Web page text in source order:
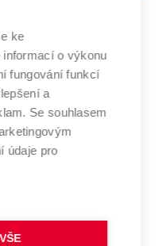
učení
technické
Brně
ke
o výkonu
fungování funkcí
a
Se souhlasem
údaje pro